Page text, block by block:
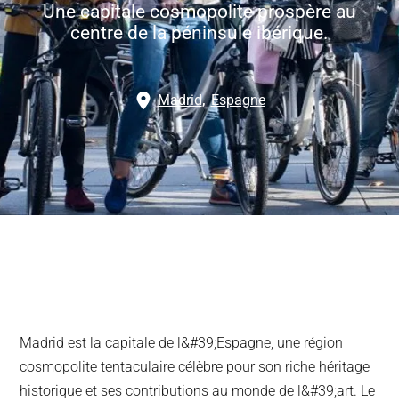
Une capitale cosmopolite prospère au
centre de la péninsule ibérique.
Madrid, Espagne
Madrid est la capitale de l&#39;Espagne, une région
cosmopolite tentaculaire célèbre pour son riche héritage
historique et ses contributions au monde de l&#39;art. Le